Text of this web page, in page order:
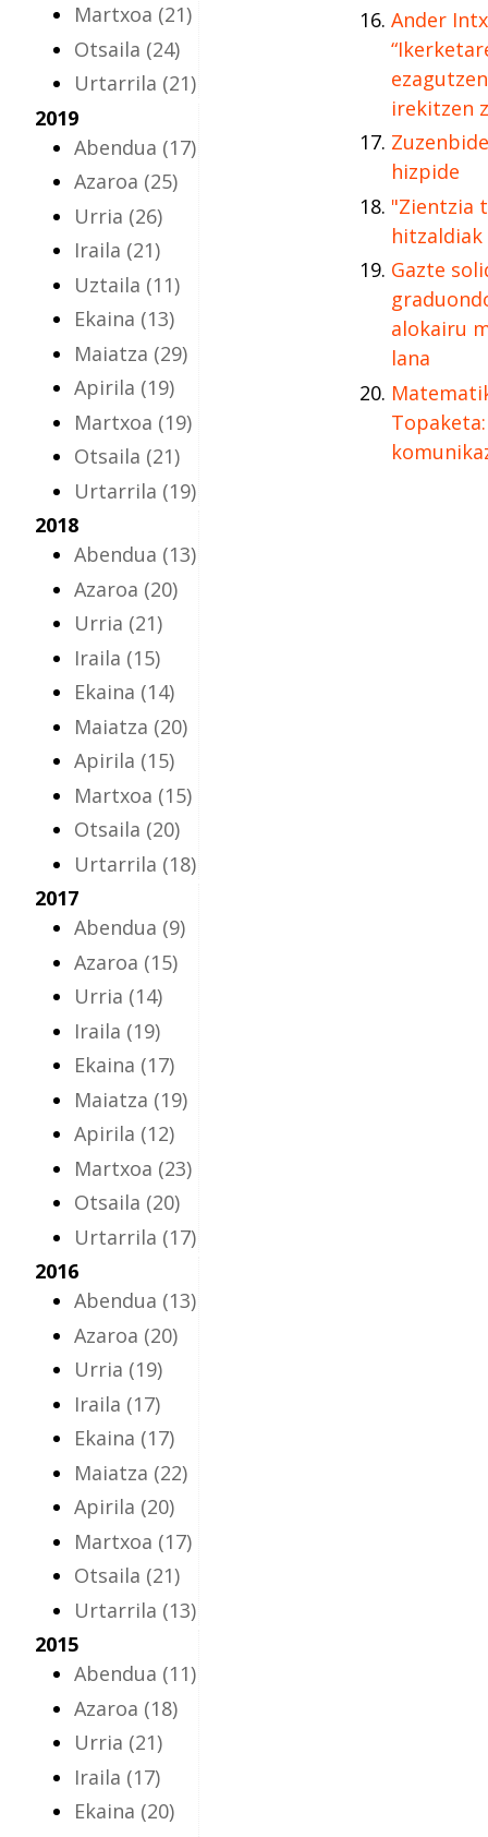
Martxoa (21)
Otsaila (24)
Urtarrila (21)
2019
Abendua (17)
Azaroa (25)
Urria (26)
Iraila (21)
Uztaila (11)
Ekaina (13)
Maiatza (29)
Apirila (19)
Martxoa (19)
Otsaila (21)
Urtarrila (19)
2018
Abendua (13)
Azaroa (20)
Urria (21)
Iraila (15)
Ekaina (14)
Maiatza (20)
Apirila (15)
Martxoa (15)
Otsaila (20)
Urtarrila (18)
2017
Abendua (9)
Azaroa (15)
Urria (14)
Iraila (19)
Ekaina (17)
Maiatza (19)
Apirila (12)
Martxoa (23)
Otsaila (20)
Urtarrila (17)
2016
Abendua (13)
Azaroa (20)
Urria (19)
Iraila (17)
Ekaina (17)
Maiatza (22)
Apirila (20)
Martxoa (17)
Otsaila (21)
Urtarrila (13)
2015
Abendua (11)
Azaroa (18)
Urria (21)
Iraila (17)
Ekaina (20)
Ander
irekitzen
hizpide
"Zientzia
hitzaldiak
Gazte
alokairu
lana